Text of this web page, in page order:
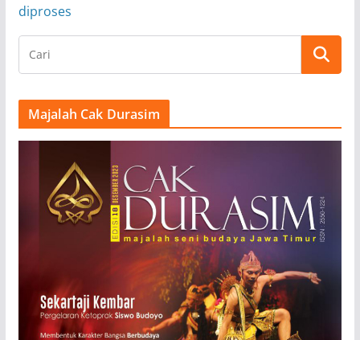
diproses
Majalah Cak Durasim